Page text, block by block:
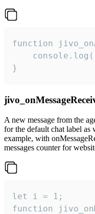
function
}
A new message from the
for the default chat label as
example, with
messages counter for
let i = 1;
function